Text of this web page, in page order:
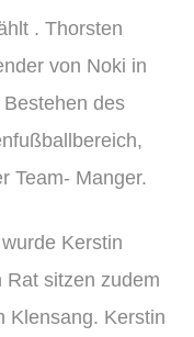
. Thorsten
von Noki in
des
Team- Manger.
Kerstin
Rat sitzen zudem
Klensang. Kerstin